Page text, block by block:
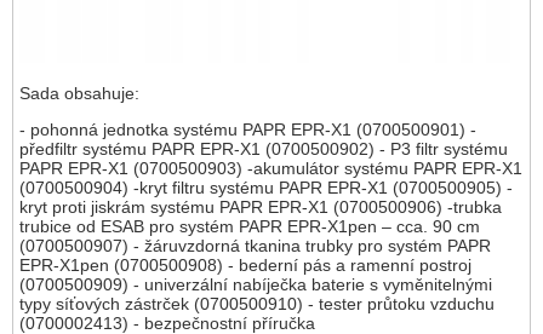
Sada obsahuje:
- pohonná jednotka systému PAPR EPR-X1 (0700500901) -
předfiltr systému PAPR EPR-X1 (0700500902) - P3 filtr systému
PAPR EPR-X1 (0700500903) -akumulátor systému PAPR EPR-X1
(0700500904) -kryt filtru systému PAPR EPR-X1 (0700500905) -
kryt proti jiskrám systému PAPR EPR-X1 (0700500906) -trubka
trubice od ESAB pro systém PAPR EPR-X1pen – cca. 90 cm
(0700500907) - žáruvzdorná tkanina trubky pro systém PAPR
EPR-X1pen (0700500908) - bederní pás a ramenní postroj
(0700500909) - univerzální nabíječka baterie s vyměnitelnými
typy síťových zástrček (0700500910) - tester průtoku vzduchu
(0700002413) - bezpečnostní příručka